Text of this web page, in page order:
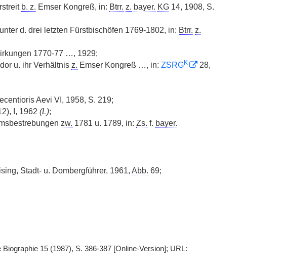
b. z. Emser Kongreß, in: Btrr. z. bayer. KG14, 1908, S.
d. drei letzten Fürstbischöfen 1769-1802, in: Btrr. z.
1770-77 …, 1929;
u. ihr Verhältnis z. Emser Kongreß …, in: ZSRGK
28,
Aevi VI, 1958, S. 219;
I, 1962 (L);
zw. 1781 u. 1789, in: Zs. f. bayer.
Stadt- u. Dombergführer, 1961, Abb. 69;
15 (1987), S. 386-387 [Online-Version]; URL: